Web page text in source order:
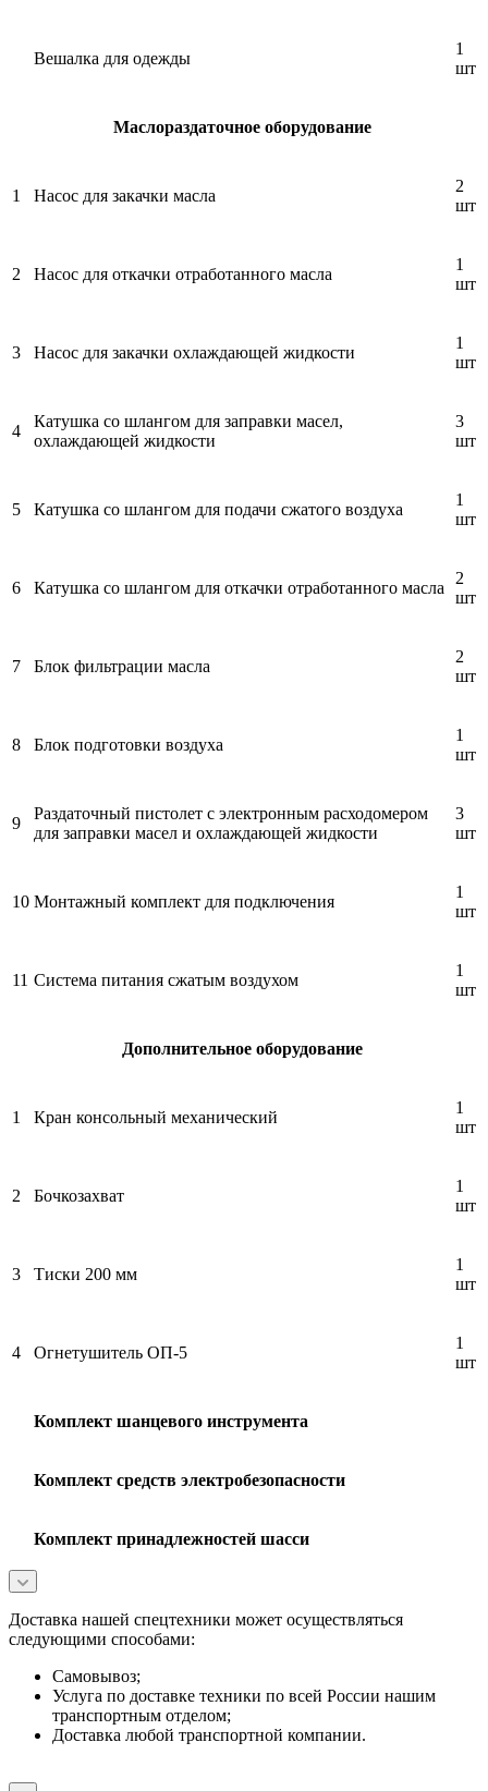
Вешалка для одежды
1
шт
Маслораздаточное оборудование
1 Насос для закачки масла
2
шт
2 Насос для откачки отработанного масла
1
шт
3 Насос для закачки охлаждающей жидкости
1
шт
4
Катушка со шлангом для заправки масел,
охлаждающей жидкости
3
шт
5 Катушка со шлангом для подачи сжатого воздуха
1
шт
6 Катушка со шлангом для откачки отработанного масла
2
шт
7 Блок фильтрации масла
2
шт
8 Блок подготовки воздуха
1
шт
9
Раздаточный пистолет с электронным расходомером
для заправки масел и охлаждающей жидкости
3
шт
10 Монтажный комплект для подключения
1
шт
11 Система питания сжатым воздухом
1
шт
Дополнительное оборудование
1 Кран консольный механический
1
шт
2 Бочкозахват
1
шт
3 Тиски 200 мм
1
шт
4 Огнетушитель ОП-5
1
шт
Комплект шанцевого инструмента
Комплект средств электробезопасности
Комплект принадлежностей шасси
Доставка нашей спецтехники может осуществляться
следующими способами:
Самовывоз;
Услуга по доставке техники по всей России нашим
транспортным отделом;
Доставка любой транспортной компании.